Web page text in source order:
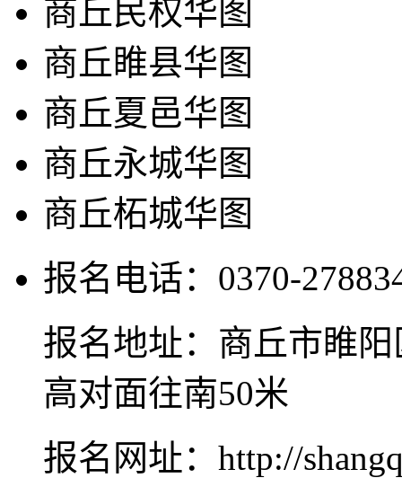
商丘民权华图
商丘睢县华图
商丘夏邑华图
商丘永城华图
商丘柘城华图
报名电话：0370-
报名地址：商丘市睢
高对面往南50米
报名网址：http://